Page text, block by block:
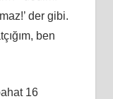
der gibi.
ben
16